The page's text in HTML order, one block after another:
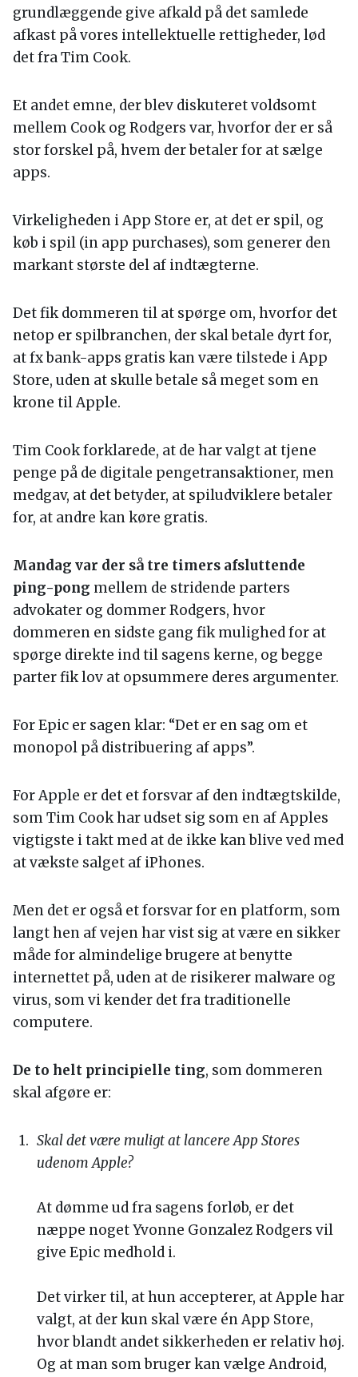
grundlæggende give afkald på det samlede
afkast på vores intellektuelle rettigheder, lød
det fra Tim Cook.
Et andet emne, der blev diskuteret voldsomt
mellem Cook og Rodgers var, hvorfor der er så
stor forskel på, hvem der betaler for at sælge
apps.
Virkeligheden i App Store er, at det er spil, og
køb i spil (in app purchases), som generer den
markant største del af indtægterne.
Det fik dommeren til at spørge om, hvorfor det
netop er spilbranchen, der skal betale dyrt for,
at fx bank-apps gratis kan være tilstede i App
Store, uden at skulle betale så meget som en
krone til Apple.
Tim Cook forklarede, at de har valgt at tjene
penge på de digitale pengetransaktioner, men
medgav, at det betyder, at spiludviklere betaler
for, at andre kan køre gratis.
Mandag var der så tre timers afsluttende
ping-pong mellem de stridende parters
advokater og dommer Rodgers, hvor
dommeren en sidste gang fik mulighed for at
spørge direkte ind til sagens kerne, og begge
parter fik lov at opsummere deres argumenter.
For Epic er sagen klar: “Det er en sag om et
monopol på distribuering af apps”.
For Apple er det et forsvar af den indtægtskilde,
som Tim Cook har udset sig som en af Apples
vigtigste i takt med at de ikke kan blive ved med
at vækste salget af iPhones.
Men det er også et forsvar for en platform, som
langt hen af vejen har vist sig at være en sikker
måde for almindelige brugere at benytte
internettet på, uden at de risikerer malware og
virus, som vi kender det fra traditionelle
computere.
De to helt principielle ting, som dommeren
skal afgøre er:
Skal det være muligt at lancere App Stores
udenom Apple?
At dømme ud fra sagens forløb, er det
næppe noget Yvonne Gonzalez Rodgers vil
give Epic medhold i.
Det virker til, at hun accepterer, at Apple har
valgt, at der kun skal være én App Store,
hvor blandt andet sikkerheden er relativ høj.
Og at man som bruger kan vælge Android,